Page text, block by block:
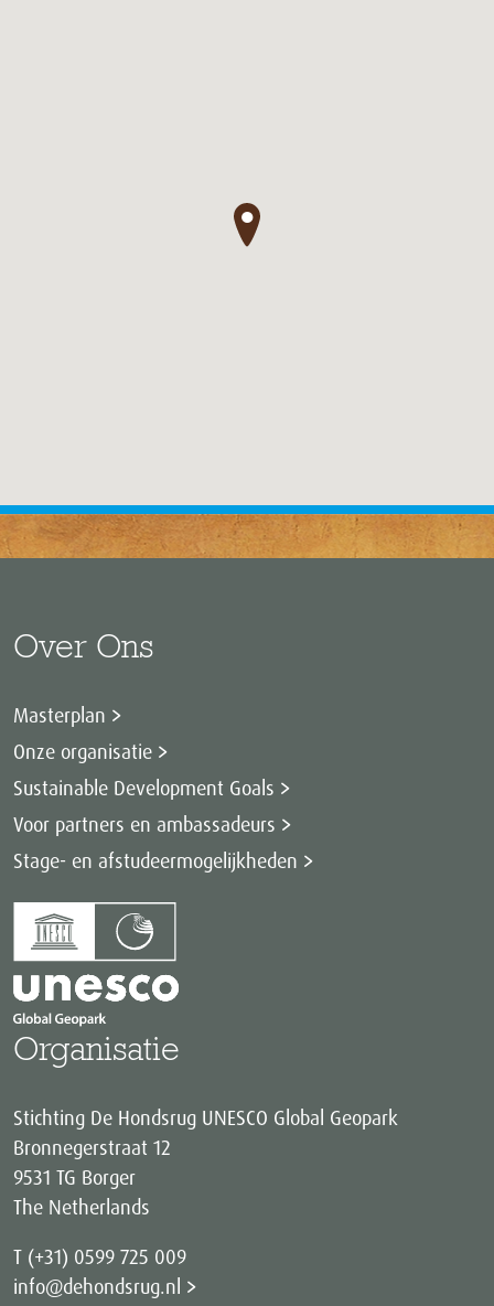
●
Over Ons
Masterplan
Onze organisatie
Sustainable Development Goals
Voor partners en ambassadeurs
Stage- en afstudeermogelijkheden
Organisatie
Stichting De Hondsrug UNESCO Global Geopark
Bronnegerstraat 12
9531 TG Borger
The Netherlands
T (+31) 0599 725 009
info@dehondsrug.nl